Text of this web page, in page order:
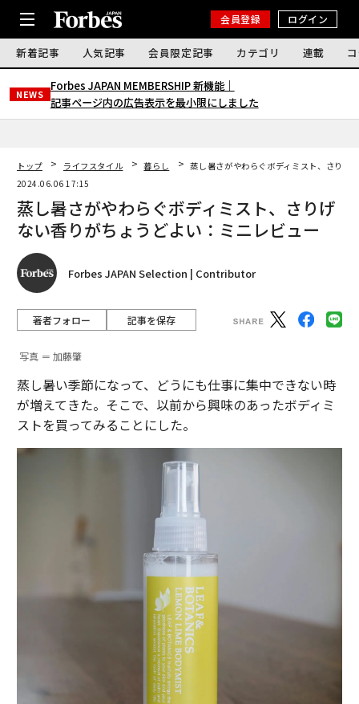
会員登録 ログイン
新着記事 人気記事 会員限定記事 カテゴリ 連載
NEWS
Forbes JAPAN MEMBERSHIP 新機能｜
記事ページ内の広告表示を最小限にしました
トップ ライフスタイル 暮らし
蒸し暑さがやわらぐボディミスト、さりげ
2024.06.06 17:15
蒸し暑さがやわらぐボディミスト、さりげ
ない香りがちょうどよい：ミニレビュー
Forbes JAPAN Selection | Contributor
著者フォロー 記事を保存
写真 ＝ 加藤肇
蒸し暑い季節になって、どうにも仕事に集中できない時
が増えてきた。そこで、以前から興味のあったボディミ
ストを買ってみることにした。